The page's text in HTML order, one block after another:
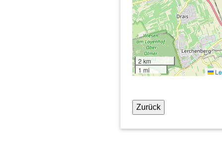
2 km
1 mi
Zurück